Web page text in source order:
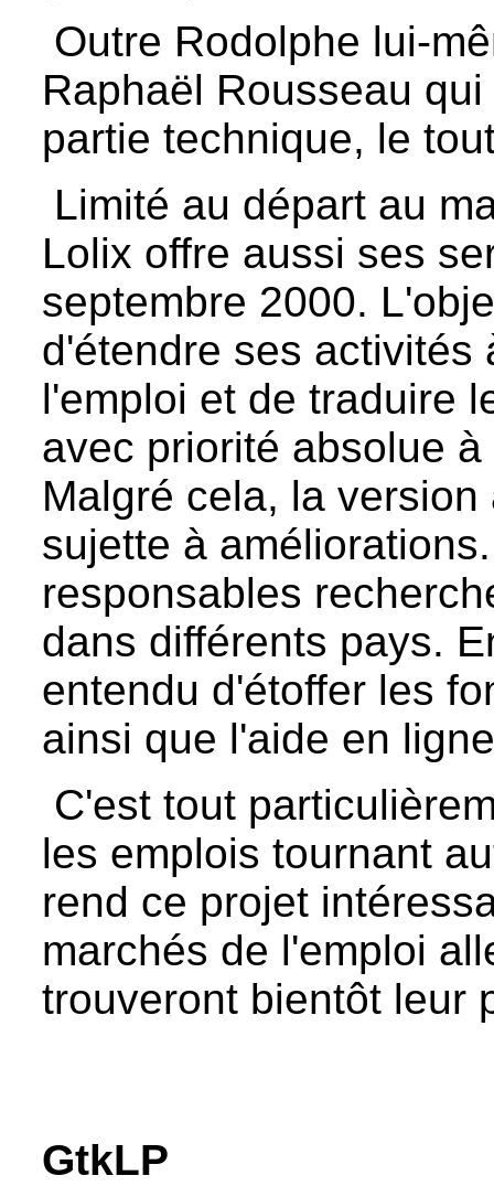
Outre Rodolphe lui-
Raphaël Rousseau
partie technique, le
Limité au départ au
Lolix offre aussi ses
septembre 2000.
d'étendre ses activités
l'emploi et de traduire
avec priorité absolue
Malgré cela, la
sujette à
responsables
dans différents pays.
entendu d'étoffer les
ainsi que l'aide en
C'est tout
les emplois tournant
rend ce projet
marchés de l'emploi
trouveront bientôt leur
GtkLP